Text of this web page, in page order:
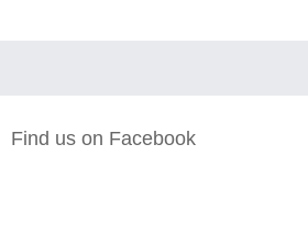
Find us on Facebook